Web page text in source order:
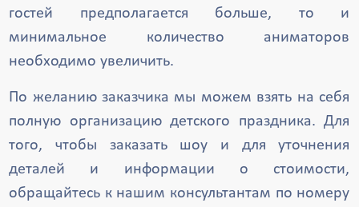
гостей предполагается больше, то и
минимальное количество аниматоров
необходимо увеличить.
По желанию заказчика мы можем взять на себя
полную организацию детского праздника. Для
того, чтобы заказать шоу и для уточнения
деталей и информации о стоимости,
обращайтесь к нашим консультантам по номеру